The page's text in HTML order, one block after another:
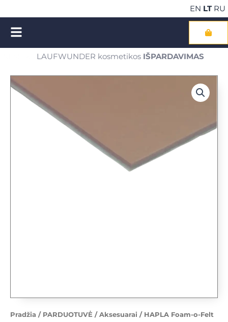
prie
turinio
EN LT RU
Cart
NEMOKAMAS pristatymas perkant kosmetiką už €100
LAUFWUNDER kosmetikosIŠPARDAVIMAS
Pradžia / PARDUOTUVĖ /Aksesuarai / HAPLA Foam-o-Felt